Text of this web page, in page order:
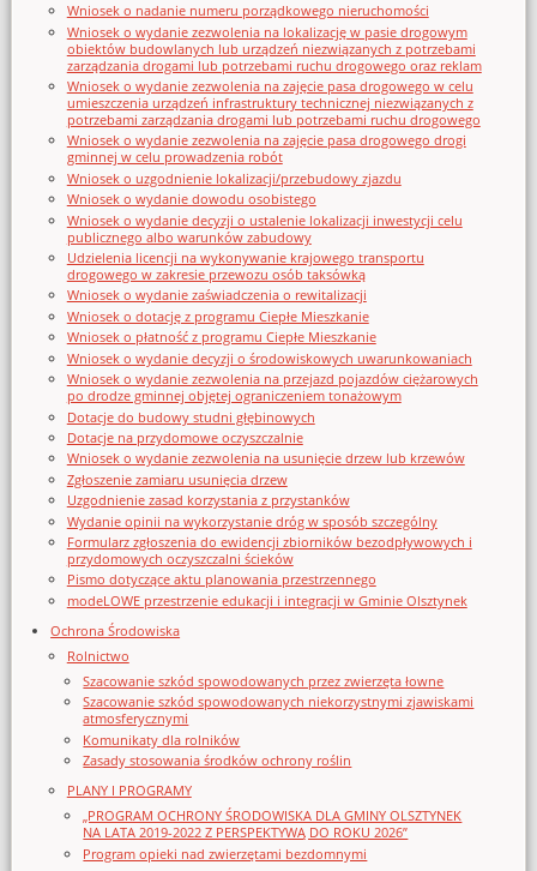
Wniosek o nadanie numeru porządkowego nieruchomości
Wniosek o wydanie zezwolenia na lokalizację w pasie drogowym
obiektów budowlanych lub urządzeń niezwiązanych z potrzebami
zarządzania drogami lub potrzebami ruchu drogowego oraz reklam
Wniosek o wydanie zezwolenia na zajęcie pasa drogowego w celu
umieszczenia urządzeń infrastruktury technicznej niezwiązanych z
potrzebami zarządzania drogami lub potrzebami ruchu drogowego
Wniosek o wydanie zezwolenia na zajęcie pasa drogowego drogi
gminnej w celu prowadzenia robót
Wniosek o uzgodnienie lokalizacji/przebudowy zjazdu
Wniosek o wydanie dowodu osobistego
Wniosek o wydanie decyzji o ustalenie lokalizacji inwestycji celu
publicznego albo warunków zabudowy
Udzielenia licencji na wykonywanie krajowego transportu
drogowego w zakresie przewozu osób taksówką
Wniosek o wydanie zaświadczenia o rewitalizacji
Wniosek o dotację z programu Ciepłe Mieszkanie
Wniosek o płatność z programu Ciepłe Mieszkanie
Wniosek o wydanie decyzji o środowiskowych uwarunkowaniach
Wniosek o wydanie zezwolenia na przejazd pojazdów ciężarowych
po drodze gminnej objętej ograniczeniem tonażowym
Dotacje do budowy studni głębinowych
Dotacje na przydomowe oczyszczalnie
Wniosek o wydanie zezwolenia na usunięcie drzew lub krzewów
Zgłoszenie zamiaru usunięcia drzew
Uzgodnienie zasad korzystania z przystanków
Wydanie opinii na wykorzystanie dróg w sposób szczególny
Formularz zgłoszenia do ewidencji zbiorników bezodpływowych i
przydomowych oczyszczalni ścieków
Pismo dotyczące aktu planowania przestrzennego
modeLOWE przestrzenie edukacji i integracji w Gminie Olsztynek
Ochrona Środowiska
Rolnictwo
Szacowanie szkód spowodowanych przez zwierzęta łowne
Szacowanie szkód spowodowanych niekorzystnymi zjawiskami
atmosferycznymi
Komunikaty dla rolników
Zasady stosowania środków ochrony roślin
PLANY I PROGRAMY
„PROGRAM OCHRONY ŚRODOWISKA DLA GMINY OLSZTYNEK
NA LATA 2019-2022 Z PERSPEKTYWĄ DO ROKU 2026”
Program opieki nad zwierzętami bezdomnymi